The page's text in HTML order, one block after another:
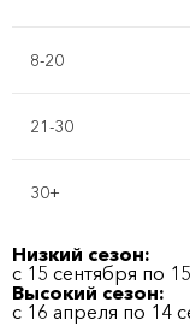
8-20
21-30
30+
Низкий сезон:
с 15 сентября по
Высокий сезон:
с 16 апреля по 14